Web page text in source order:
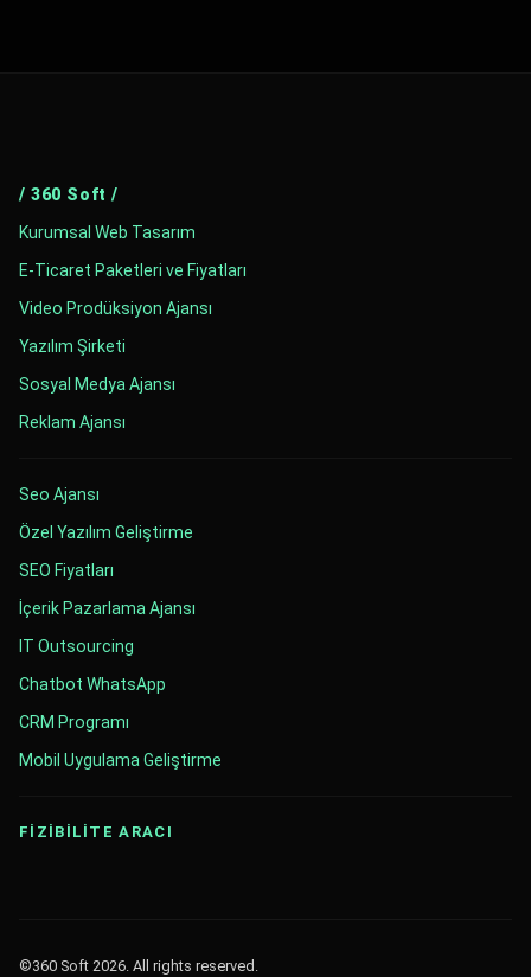
/ 360 Soft /
Kurumsal Web Tasarım
E-Ticaret Paketleri ve Fiyatları
Video Prodüksiyon Ajansı
Yazılım Şirketi
Sosyal Medya Ajansı
Reklam Ajansı
Seo Ajansı
Özel Yazılım Geliştirme
SEO Fiyatları
İçerik Pazarlama Ajansı
IT Outsourcing
Chatbot WhatsApp
CRM Programı
Mobil Uygulama Geliştirme
FİZİBİLİTE ARACI
©360 Soft 2026. All rights reserved.